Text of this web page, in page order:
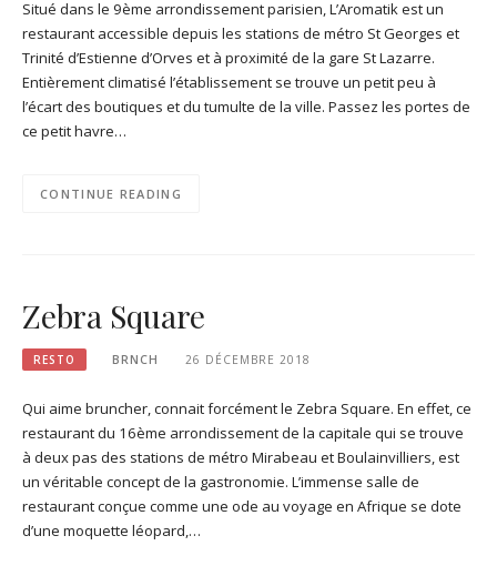
Situé dans le 9ème arrondissement parisien, L’Aromatik est un
restaurant accessible depuis les stations de métro St Georges et
Trinité d’Estienne d’Orves et à proximité de la gare St Lazarre.
Entièrement climatisé l’établissement se trouve un petit peu à
l’écart des boutiques et du tumulte de la ville. Passez les portes de
ce petit havre…
CONTINUE READING
Zebra Square
RESTO BRNCH 26 DÉCEMBRE 2018
Qui aime bruncher, connait forcément le Zebra Square. En effet, ce
restaurant du 16ème arrondissement de la capitale qui se trouve
à deux pas des stations de métro Mirabeau et Boulainvilliers, est
un véritable concept de la gastronomie. L’immense salle de
restaurant conçue comme une ode au voyage en Afrique se dote
d’une moquette léopard,…